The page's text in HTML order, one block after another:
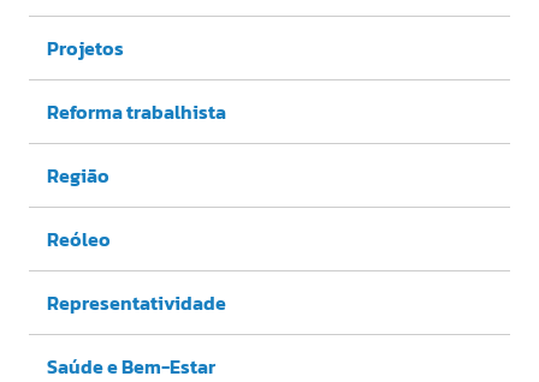
Projetos
Reforma trabalhista
Região
Reóleo
Representatividade
Saúde e Bem-Estar